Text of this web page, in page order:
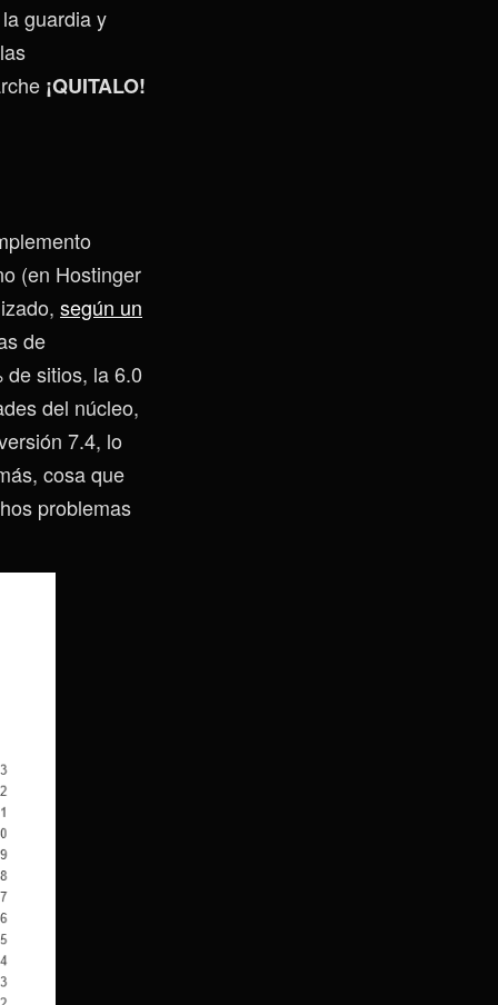
guardia y
¡QUITALO!
(en Hostinger
según un
de
de sitios, la 6.0
del núcleo,
7.4, lo
cosa que
problemas